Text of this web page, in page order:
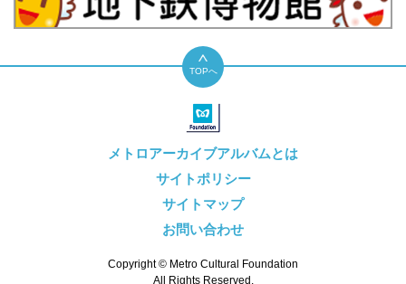
TOPへ
メトロアーカイブアルバムとは
サイトポリシー
サイトマップ
お問い合わせ
Copyright © Metro Cultural Foundation
All Rights Reserved.